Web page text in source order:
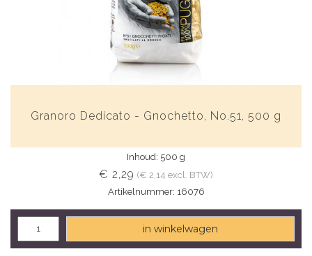
Granoro Dedicato - Gnochetto, No.51, 500 g
Inhoud: 500 g
€ 2,29 (€ 2,14 excl. BTW)
Artikelnummer: 16076
in winkelwagen